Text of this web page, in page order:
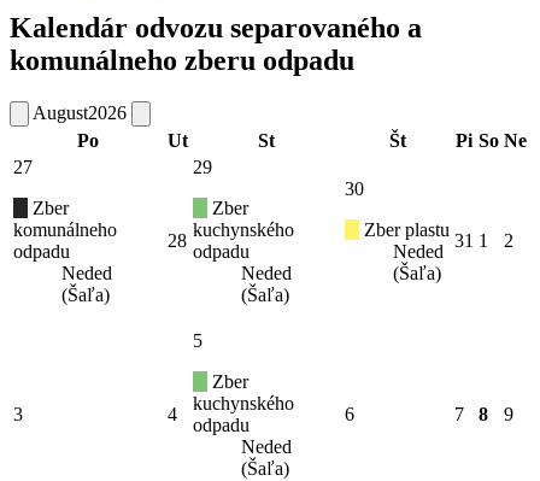
Kalendár odvozu separovaného a
komunálneho zberu odpadu
August2026
Po
Ut St Št Pi So Ne
27
Zber
komunálneho
odpadu
Neded
(Šaľa)
28
29
Zber
kuchynského
odpadu
Neded
(Šaľa)
30
Zber plastu
Neded
(Šaľa)
31 1 2
3 4
5
Zber
kuchynského
odpadu
Neded
(Šaľa)
6 7 8 9